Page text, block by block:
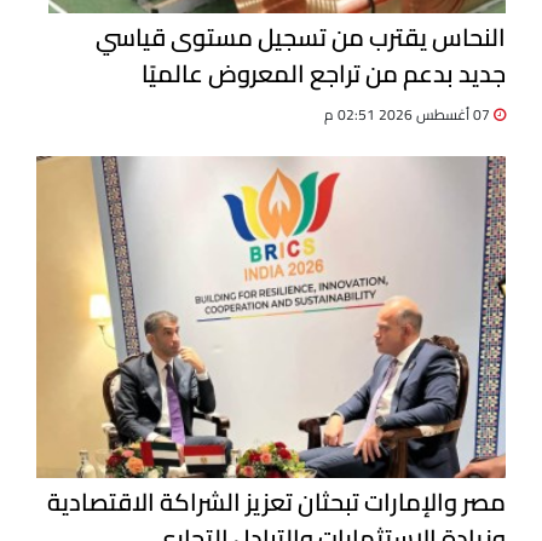
النحاس يقترب من تسجيل مستوى قياسي
جديد بدعم من تراجع المعروض عالميًا
مصر والإمارات تبحثان تعزيز الشراكة الاقتصادية